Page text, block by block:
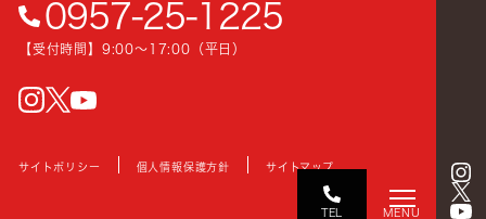
MENU
TEL
0957-25-1225
【受付時間】9:00〜17:00（平日）
instagram
サイトポリシー 個人情報保護方針 サイトマップ